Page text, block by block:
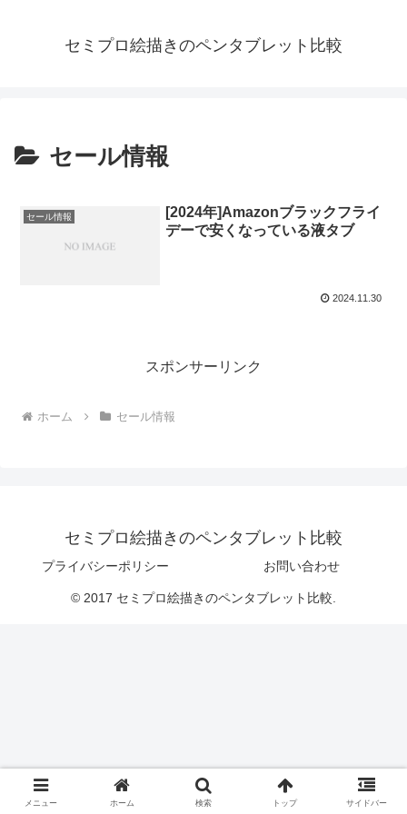
セミプロ絵描きのペンタブレット比較
セール情報
セール情報
[2024年]Amazonブラックフライ
デーで安くなっている液タブ
2024.11.30
スポンサーリンク
ホーム セール情報
セミプロ絵描きのペンタブレット比較
プライバシーポリシー お問い合わせ
© 2017 セミプロ絵描きのペンタブレット比較.
メニュー ホーム 検索 トップ サイドバー